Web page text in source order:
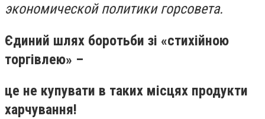
экономической политики горсовета.
Єдиний шлях боротьби зі «стихійною
торгівлею» –
це не купувати в таких місцях продукти
харчування!